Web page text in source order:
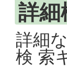
詳細
詳細
検 索